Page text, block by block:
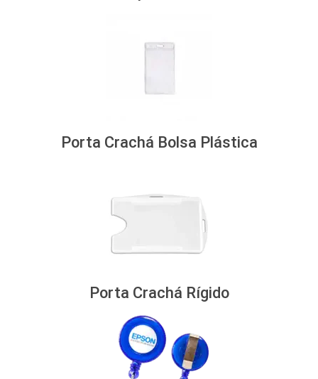
Porta Crachá Bolsa Plástica
Porta Crachá Rígido